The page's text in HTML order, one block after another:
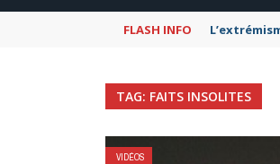
FLASH INFO
TAG: FAITS INSOLITES
VIDÉOS